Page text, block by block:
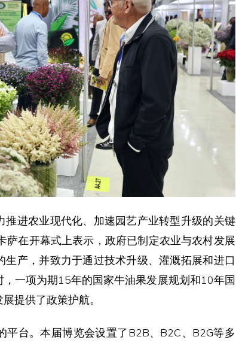
进农业现代化、加速园艺产业转型升级的关键
萨在开幕式上表示，政府已制定农业与农村发展
产，并致力于通过技术升级、灌溉拓展和进口
一项为期15年的国家牛油果发展规划和10年国
提供了政策护航。
平台。本届博览会设置了B2B、B2C、B2G等多